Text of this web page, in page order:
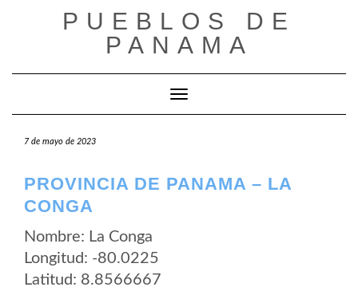
PUEBLOS DE
PANAMA
Cambiar modo de navegación
7 de mayo de 2023
PROVINCIA DE PANAMA – LA
CONGA
Nombre: La Conga
Longitud: -80.0225
Latitud: 8.8566667